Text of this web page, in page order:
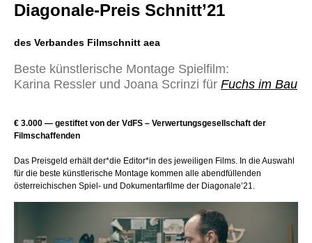
Diagonale-Preis Schnitt’21
des Verbandes Filmschnitt aea
Beste künstlerische Montage Spielfilm:
Karina Ressler und Joana Scrinzi für Fuchs im Bau
€ 3.000 — gestiftet von der VdFS – Verwertungsgesellschaft der
Filmschaffenden
Das Preisgeld erhält der*die Editor*in des jeweiligen Films. In die Auswahl
für die beste künstlerische Montage kommen alle abendfüllenden
österreichischen Spiel- und Dokumentarfilme der Diagonale’21.